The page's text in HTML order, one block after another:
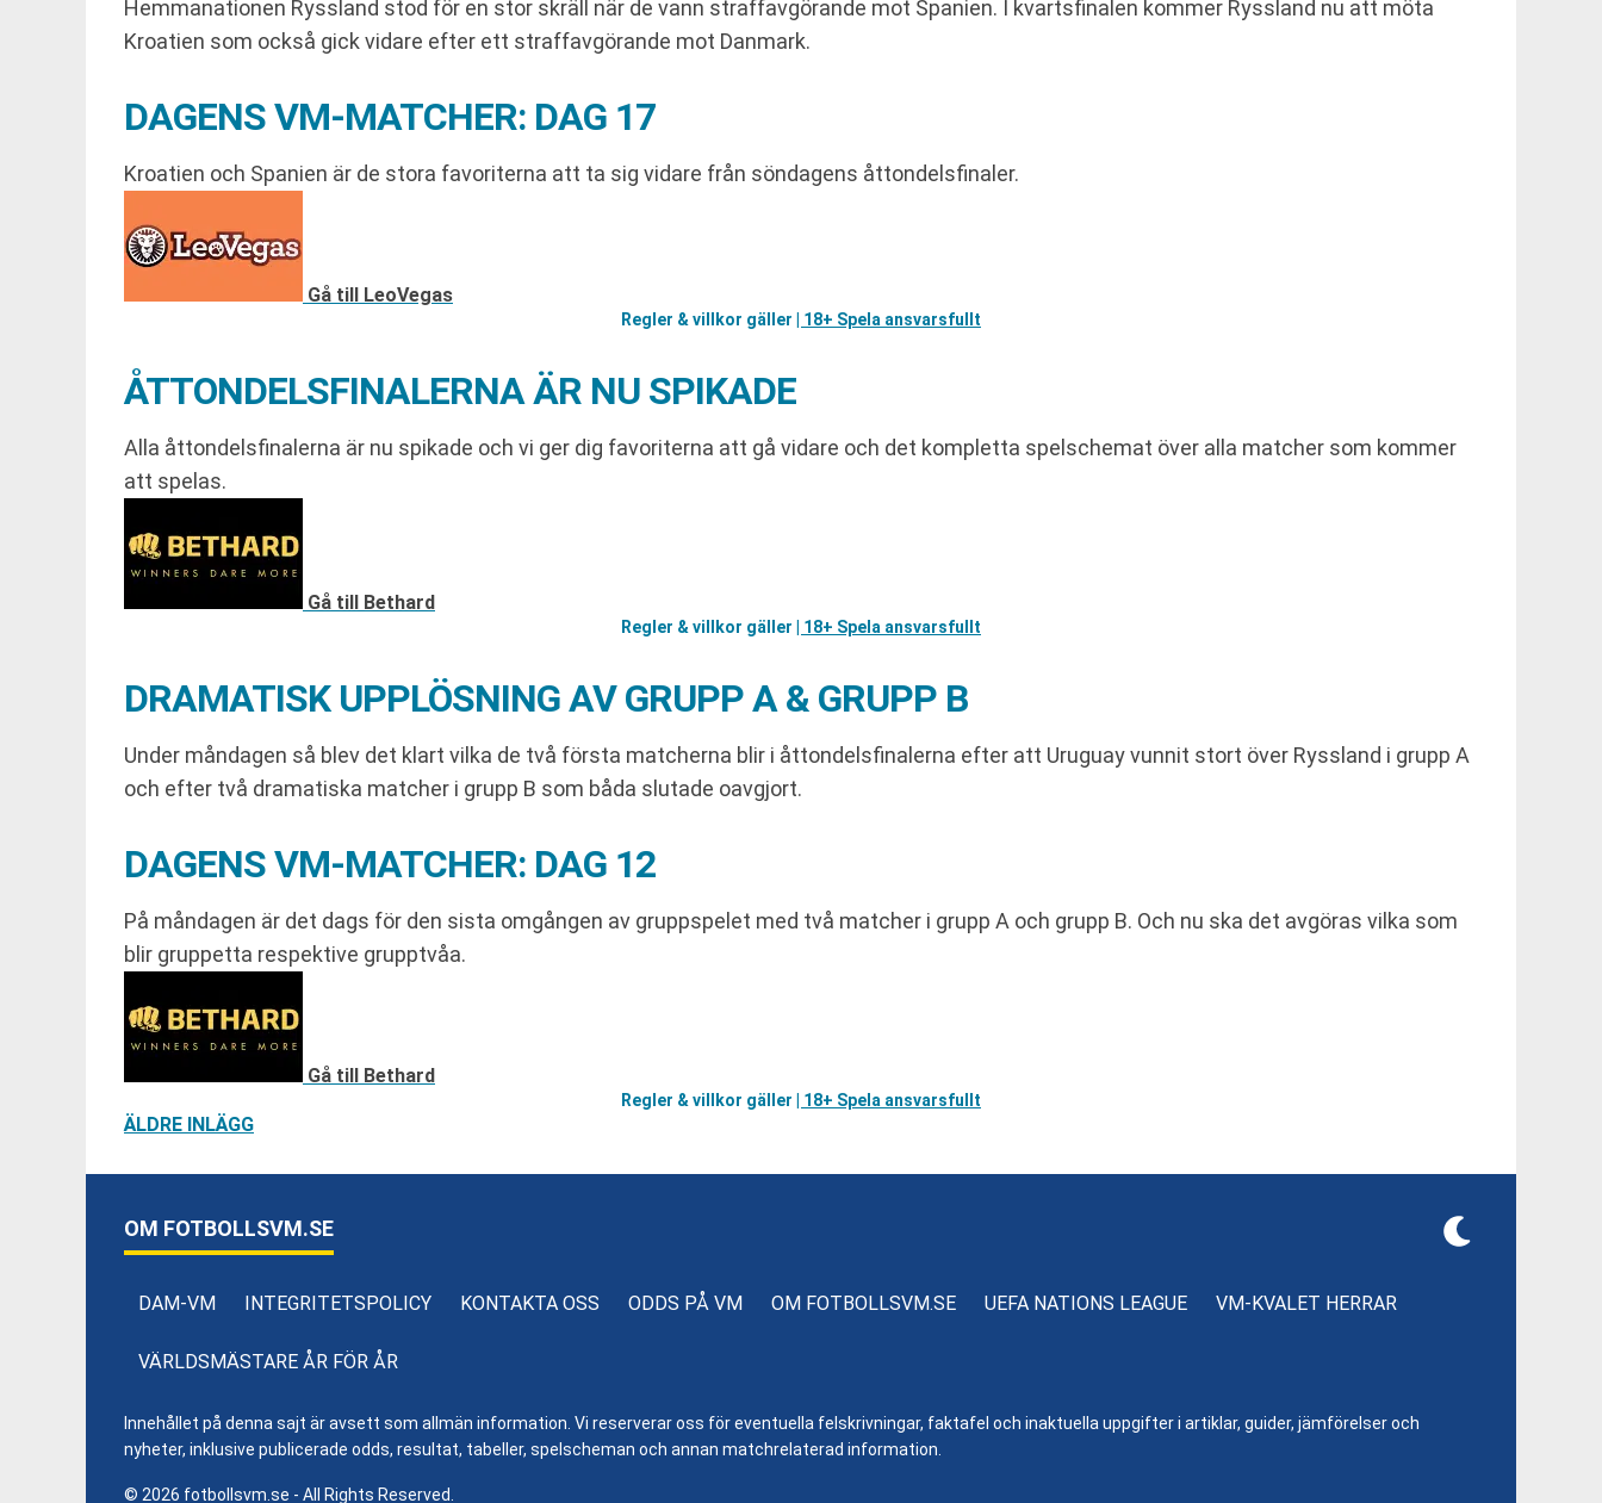
Hemmanationen Ryssland stod för en stor skräll när de vann straffavgörande mot Spanien. I kvartsfinalen kommer Ryssland nu att möta
Kroatien som också gick vidare efter ett straffavgörande mot Danmark.
DAGENS VM-MATCHER: DAG 17
Kroatien och Spanien är de stora favoriterna att ta sig vidare från söndagens åttondelsfinaler.
Gå till LeoVegas
Regler & villkor gäller | 18+ Spela ansvarsfullt
ÅTTONDELSFINALERNA ÄR NU SPIKADE
Alla åttondelsfinalerna är nu spikade och vi ger dig favoriterna att gå vidare och det kompletta spelschemat över alla matcher som kommer
att spelas.
Gå till Bethard
Regler & villkor gäller | 18+ Spela ansvarsfullt
DRAMATISK UPPLÖSNING AV GRUPP A & GRUPP B
Under måndagen så blev det klart vilka de två första matcherna blir i åttondelsfinalerna efter att Uruguay vunnit stort över Ryssland i grupp A
och efter två dramatiska matcher i grupp B som båda slutade oavgjort.
DAGENS VM-MATCHER: DAG 12
På måndagen är det dags för den sista omgången av gruppspelet med två matcher i grupp A och grupp B. Och nu ska det avgöras vilka som
blir gruppetta respektive grupptvåa.
Gå till Bethard
Regler & villkor gäller | 18+ Spela ansvarsfullt
INLÄGGSNAVIGERING
ÄLDRE INLÄGG
OM FOTBOLLSVM.SE
DAM-VM INTEGRITETSPOLICY KONTAKTA OSS ODDS PÅ VM OM FOTBOLLSVM.SE UEFA NATIONS LEAGUE VM-KVALET HERRAR
VÄRLDSMÄSTARE ÅR FÖR ÅR
Innehållet på denna sajt är avsett som allmän information. Vi reserverar oss för eventuella felskrivningar, faktafel och inaktuella uppgifter i artiklar, guider, jämförelser och
nyheter, inklusive publicerade odds, resultat, tabeller, spelscheman och annan matchrelaterad information.
© 2026 fotbollsvm.se - All Rights Reserved.